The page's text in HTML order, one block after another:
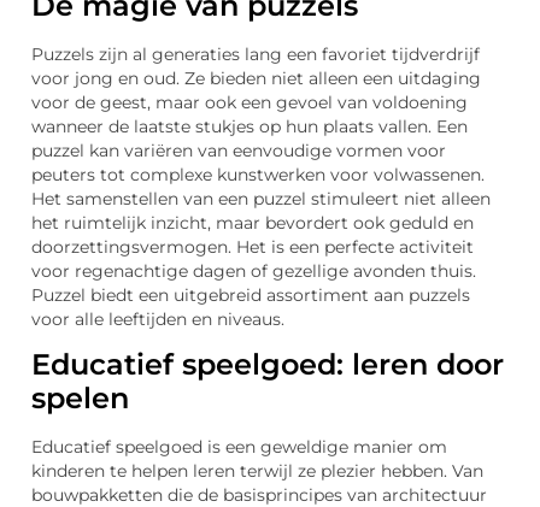
Puzzels zijn al generaties lang een favoriet tijdverdrijf
voor jong en oud. Ze bieden niet alleen een uitdaging
voor de geest, maar ook een gevoel van voldoening
wanneer de laatste stukjes op hun plaats vallen. Een
puzzel kan variëren van eenvoudige vormen voor
peuters tot complexe kunstwerken voor volwassenen.
Het samenstellen van een puzzel stimuleert niet alleen
het ruimtelijk inzicht, maar bevordert ook geduld en
doorzettingsvermogen. Het is een perfecte activiteit
voor regenachtige dagen of gezellige avonden thuis.
Puzzel biedt een uitgebreid assortiment aan puzzels
voor alle leeftijden en niveaus.
Educatief speelgoed: leren door
spelen
Educatief speelgoed is een geweldige manier om
kinderen te helpen leren terwijl ze plezier hebben. Van
bouwpakketten die de basisprincipes van architectuur